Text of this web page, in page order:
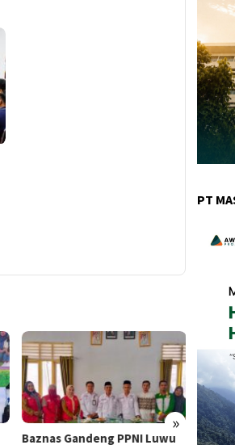
»
Baznas Gandeng PPNI Luwu
Intip
PT